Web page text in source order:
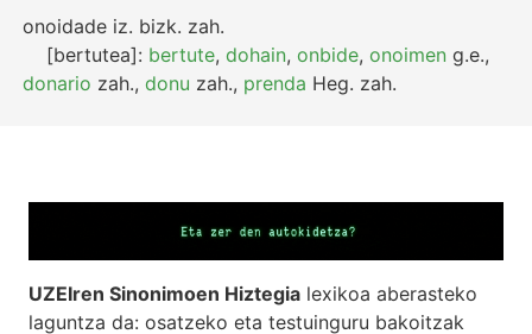
onoidade iz. bizk. zah.
[bertutea]: bertute,dohain,onbide,onoimen g.e.,
donario zah.,donu zah., prenda Heg. zah.
UZEIren Sinonimoen Hiztegia lexikoa aberasteko
laguntza da: osatzeko eta testuinguru bakoitzak